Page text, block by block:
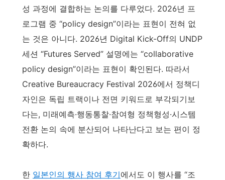
성 과정에 결합하는 논의를 다루었다. 2026년 프
로그램 중 “policy design”이라는 표현이 전혀 없
는 것은 아니다. 2026년 Digital Kick-Off의 UNDP
세션 “Futures Served” 설명에는 “collaborative
policy design”이라는 표현이 확인된다. 따라서
Creative Bureaucracy Festival 2026에서 정책디
자인은 독립 트랙이나 전면 키워드로 부각되기보
다는, 미래예측·행동통찰·참여형 정책형성·시스템
전환 논의 속에 분산되어 나타난다고 보는 편이 정
확하다.
한 일본인의 행사 참여 후기에서도 이 행사를 “조